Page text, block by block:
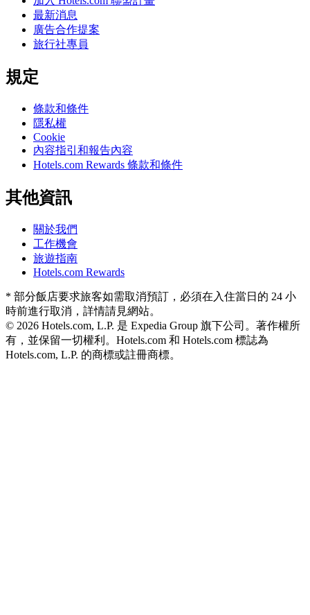
最新消息
廣告合作提案
旅行社專員
規定
條款和條件
隱私權
Cookie
內容指引和報告內容
Hotels.com Rewards 條款和條件
其他資訊
關於我們
工作機會
旅遊指南
Hotels.com Rewards
* 部分飯店要求旅客如需取消預訂，必須在入住當日的 24 小
時前進行取消，詳情請見網站。
© 2026 Hotels.com, L.P. 是 Expedia Group 旗下公司。著作權所
有，並保留一切權利。 Hotels.com 和 Hotels.com 標誌為
Hotels.com, L.P. 的商標或註冊商標。